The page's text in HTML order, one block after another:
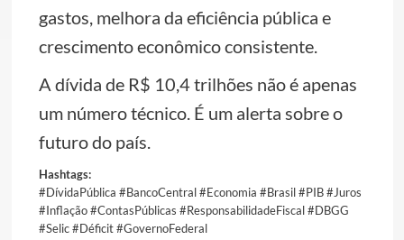
gastos, melhora da eficiência pública e
crescimento econômico consistente.
A dívida de R$ 10,4 trilhões não é apenas
um número técnico. É um alerta sobre o
futuro do país.
Hashtags:
#DívidaPública #BancoCentral #Economia #Brasil #PIB #Juros
#Inflação #ContasPúblicas #ResponsabilidadeFiscal #DBGG
#Selic #Déficit #GovernoFederal